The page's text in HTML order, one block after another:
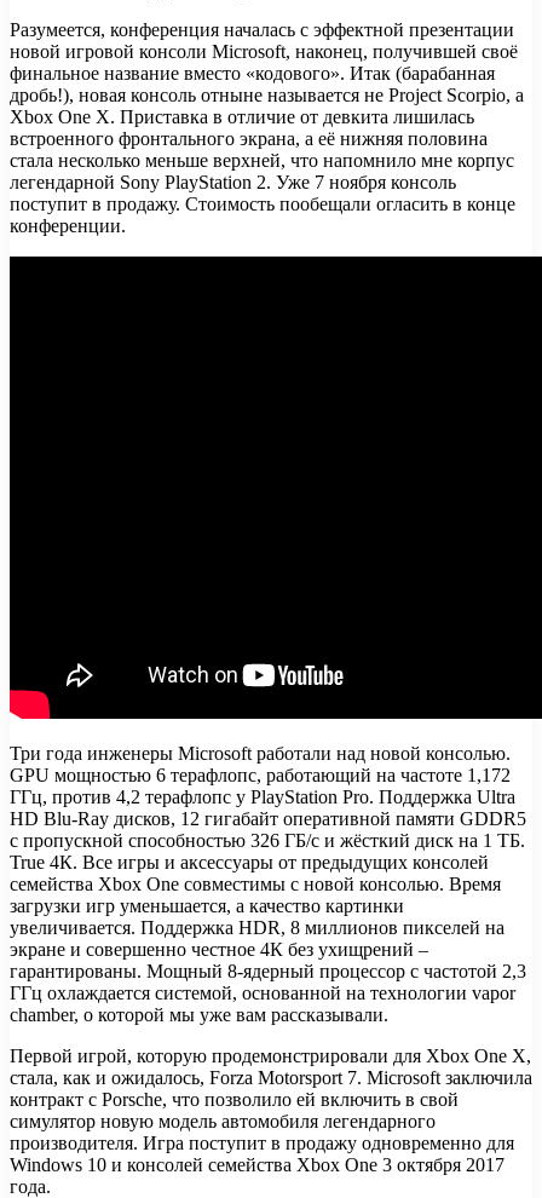
Разумеется, конференция началась с эффектной презентации
новой игровой консоли Microsoft, наконец, получившей своё
финальное название вместо «кодового». Итак (барабанная
дробь!), новая консоль отныне называется не Project Scorpio, а
Xbox One X. Приставка в отличие от девкита лишилась
встроенного фронтального экрана, а её нижняя половина
стала несколько меньше верхней, что напомнило мне корпус
легендарной Sony PlayStation 2. Уже 7 ноября консоль
поступит в продажу. Стоимость пообещали огласить в конце
конференции.
Три года инженеры Microsoft работали над новой консолью.
GPU мощностью 6 терафлопс, работающий на частоте 1,172
ГГц, против 4,2 терафлопс у PlayStation Pro. Поддержка Ultra
HD Blu-Ray дисков, 12 гигабайт оперативной памяти GDDR5
с пропускной способностью 326 ГБ/с и жёсткий диск на 1 ТБ.
True 4К. Все игры и аксессуары от предыдущих консолей
семейства Xbox One совместимы с новой консолью. Время
загрузки игр уменьшается, а качество картинки
увеличивается. Поддержка HDR, 8 миллионов пикселей на
экране и совершенно честное 4К без ухищрений –
гарантированы. Мощный 8-ядерный процессор с частотой 2,3
ГГц охлаждается системой, основанной на технологии vapor
chamber, о которой мы уже вам рассказывали.
Первой игрой, которую продемонстрировали для Xbox One X,
стала, как и ожидалось, Forza Motorsport 7. Microsoft заключила
контракт с Porsсhe, что позволило ей включить в свой
симулятор новую модель автомобиля легендарного
производителя. Игра поступит в продажу одновременно для
Windows 10 и консолей семейства Xbox One 3 октября 2017
года.